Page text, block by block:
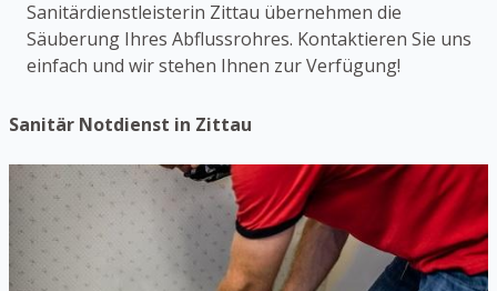
Sanitärdienstleisterin Zittau übernehmen die
Säuberung Ihres Abflussrohres. Kontaktieren Sie uns
einfach und wir stehen Ihnen zur Verfügung!
Sanitär Notdienst in Zittau